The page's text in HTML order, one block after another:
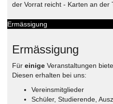
der Vorrat reicht - Karten an der
Ermässigung
Ermässigung
Für einige Veranstaltungen
Diesen erhalten bei uns:
Vereinsmitglieder
Schüler, Studierende,